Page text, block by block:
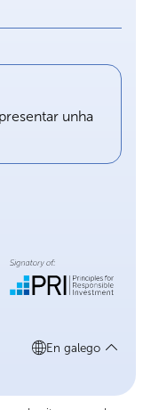
unha
En galego